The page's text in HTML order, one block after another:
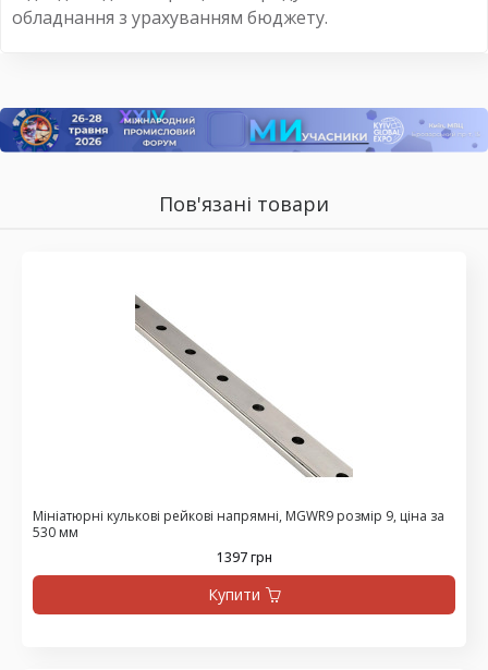
обладнання з урахуванням бюджету.
Пов'язані товари
Мініатюрні кулькові рейкові напрямні, MGWR9 розмір 9, ціна за
530 мм
1397 грн
Купити